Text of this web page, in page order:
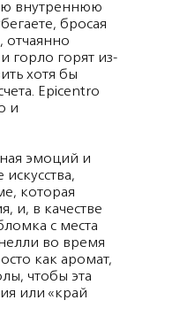
внутреннюю
бросая
горло горят из-
хотя бы
Epicentro
и
эмоций и
которая
и, в качестве
с места
во время
как аромат,
чтобы эта
или «край